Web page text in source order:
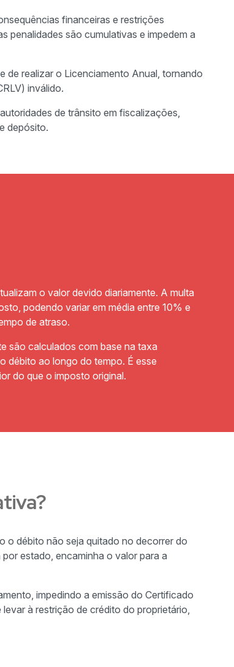
financeiras e restrições
penalidades são cumulativas e impedem a
de realizar o Licenciamento Anual, tornando
inválido.
de trânsito em fiscalizações,
depósito.
o valor devido diariamente. A multa
podendo variar em média entre 10% e
de atraso.
são calculados com base na taxa
débito ao longo do tempo. É esse
do que o imposto original.
o débito não seja quitado no decorrer do
estado, encaminha o valor para a
impedindo a emissão do Certificado
à restrição de crédito do proprietário,